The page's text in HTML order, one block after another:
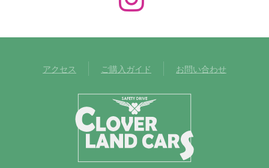
アクセス ご購入ガイド お問い合わせ